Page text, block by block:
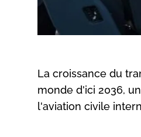
La croissance du
monde d'ici 2036,
l'aviation civile